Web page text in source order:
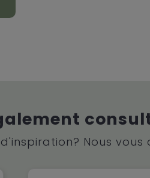
Nous vous